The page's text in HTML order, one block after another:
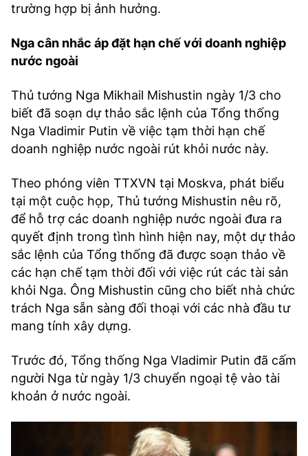
trường hợp bị ảnh hưởng.
Nga cân nhắc áp đặt hạn chế với doanh nghiệp
nước ngoài
Thủ tướng Nga Mikhail Mishustin ngày 1/3 cho
biết đã soạn dự thảo sắc lệnh của Tổng thống
Nga Vladimir Putin về việc tạm thời hạn chế
doanh nghiệp nước ngoài rút khỏi nước này.
Theo phóng viên TTXVN tại Moskva, phát biểu
tại một cuộc họp, Thủ tướng Mishustin nêu rõ,
để hỗ trợ các doanh nghiệp nước ngoài đưa ra
quyết định trong tình hình hiện nay, một dự thảo
sắc lệnh của Tổng thống đã được soạn thảo về
các hạn chế tạm thời đối với việc rút các tài sản
khỏi Nga. Ông Mishustin cũng cho biết nhà chức
trách Nga sẵn sàng đối thoại với các nhà đầu tư
mang tính xây dựng.
Trước đó, Tổng thống Nga Vladimir Putin đã cấm
người Nga từ ngày 1/3 chuyển ngoại tệ vào tài
khoản ở nước ngoài.